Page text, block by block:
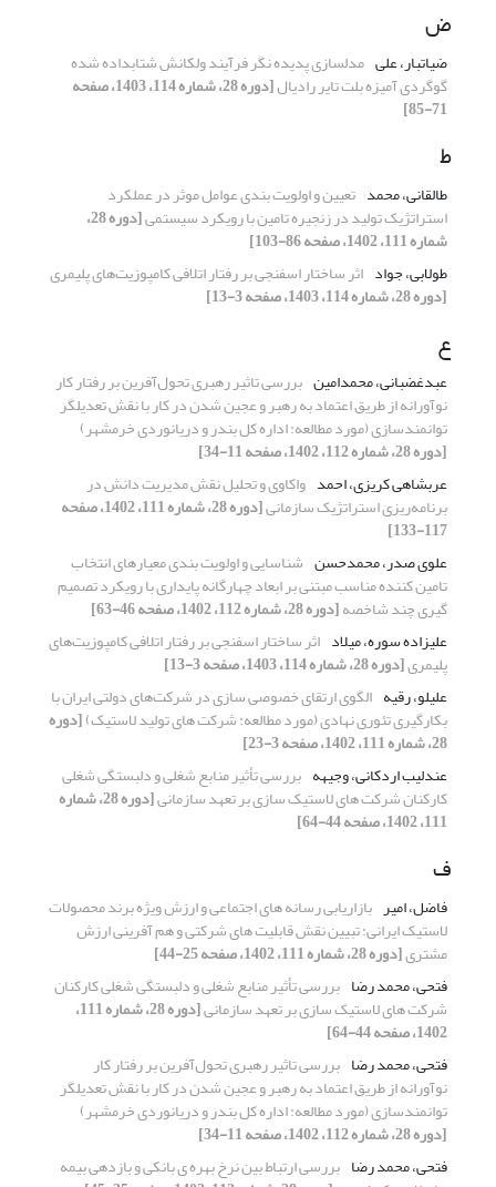
ض
ضیاتبار، علی مدلسازی پدیده نگر فرآیند ولکانش شتابداده شده
گوگردی آمیزه بلت تایر رادیال [دوره 28، شماره 114، 1403، صفحه
71-85]
ط
طالقانی، محمد تعیین و اولویت بندی عوامل موثر در عملکرد
استراتژیک تولید در زنجیره تامین با رویکرد سیستمی [دوره 28،
شماره 111، 1402، صفحه 86-103]
طولابی، جواد اثر ساختار اسفنجی بر رفتار اتلافی کامپوزیت‌های پلیمری
[دوره 28، شماره 114، 1403، صفحه 3-13]
ع
عبدغضبانی، محمدامین بررسی تاثیر رهبری تحول‌آفرین بر رفتار کار
نوآورانه از طریق اعتماد به رهبر و عجین شدن در کار با نقش تعدیلگر
توانمندسازی (مورد مطالعه: اداره کل بندر و دریانوردی خرمشهر)
[دوره 28، شماره 112، 1402، صفحه 11-34]
عربشاهی کریزی، احمد واکاوی و تحلیل نقش مدیریت دانش در
برنامه‌ریزی استراتژیک سازمانی [دوره 28، شماره 111، 1402، صفحه
117-133]
علوی صدر، محمدحسن شناسایی و اولویت بندی معیارهای انتخاب
تامین کننده مناسب مبتنی بر ابعاد چهارگانه پایداری با رویکرد تصمیم
گیری چند شاخصه[دوره 28، شماره 112، 1402، صفحه 46-63]
علیزاده سوره، میلاد اثر ساختار اسفنجی بر رفتار اتلافی کامپوزیت‌های
پلیمری[دوره 28، شماره 114، 1403، صفحه 3-13]
علیلو، رقیه الگوی ارتقای خصوصی سازی در شرکت‌های دولتی ایران با
بکارگیری تئوری نهادی (مورد مطالعه: شرکت های تولید لاستیک)[دوره
28، شماره 111، 1402، صفحه 3-23]
عندلیب اردکانی، وجیهه بررسی تأثیر منابع شغلی و دلبستگی شغلی
کارکنان شرکت های لاستیک سازی بر تعهد سازمانی [دوره 28، شماره
111، 1402، صفحه 44-64]
ف
فاضل، امیر بازاریابی رسانه های اجتماعی و ارزش ویژه برند محصولات
لاستیک ایرانی: تبیین نقش قابلیت های شرکتی و هم آفرینی ارزش
مشتری[دوره 28، شماره 111، 1402، صفحه 25-44]
فتحی، محمد رضا بررسی تأثیر منابع شغلی و دلبستگی شغلی کارکنان
شرکت های لاستیک سازی بر تعهد سازمانی [دوره 28، شماره 111،
1402، صفحه 44-64]
فتحی، محمد رضا بررسی تاثیر رهبری تحول‌آفرین بر رفتار کار
نوآورانه از طریق اعتماد به رهبر و عجین شدن در کار با نقش تعدیلگر
توانمندسازی (مورد مطالعه: اداره کل بندر و دریانوردی خرمشهر)
[دوره 28، شماره 112، 1402، صفحه 11-34]
فتحی، محمد رضا بررسی ارتباط بین نرخ بهره ی بانکی و بازدهی بیمه